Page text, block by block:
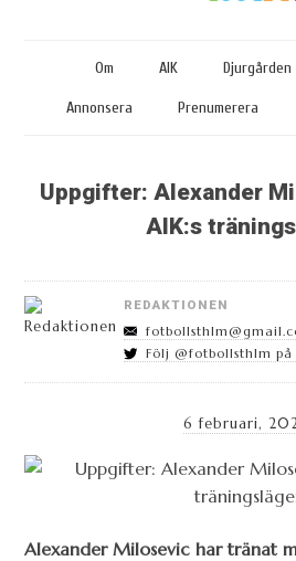
Om AIK Djurgården
Annonsera Prenumerera
Uppgifter: Alexander
AIK:s
REDAKTIONEN
Följ @fotbollsthlm
6 februari,
Alexander Milosevic har tränat